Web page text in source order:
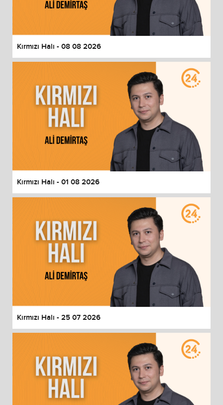
End of dialog window.
Kırmızı Halı - 08 08 2026
Kırmızı Halı - 01 08 2026
Kırmızı Halı - 25 07 2026